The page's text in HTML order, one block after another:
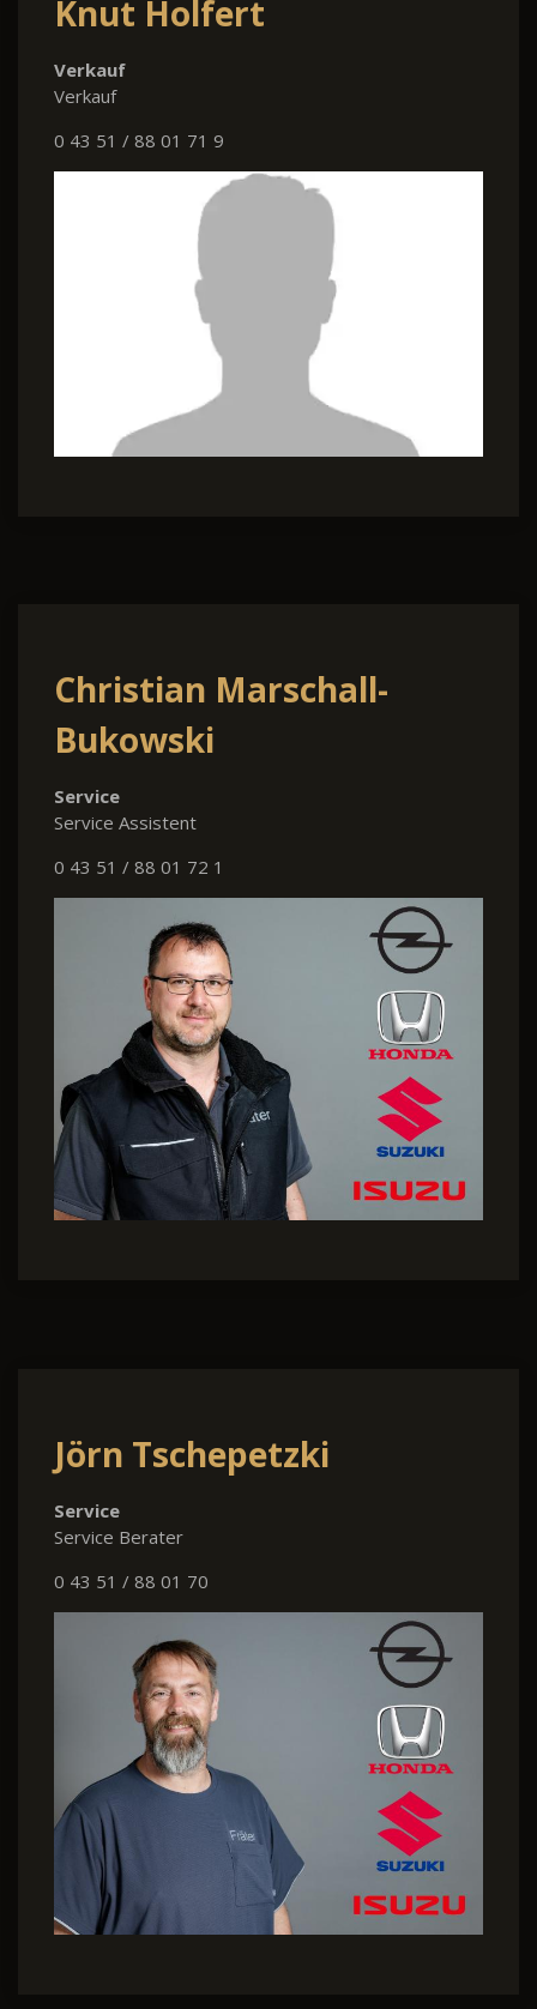
Knut Holfert
Verkauf
Verkauf
0 43 51 / 88 01 71 9
Christian Marschall-
Bukowski
Service
Service Assistent
0 43 51 / 88 01 72 1
Jörn Tschepetzki
Service
Service Berater
0 43 51 / 88 01 70